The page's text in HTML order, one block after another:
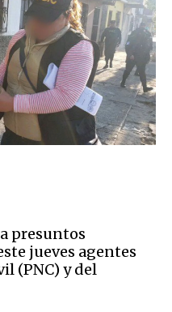
presuntos
jueves agentes
(PNC) y del